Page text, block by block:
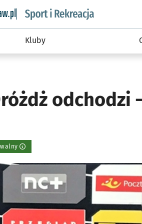
wroclaw.pl podserwis:
Kluby
odchodzi